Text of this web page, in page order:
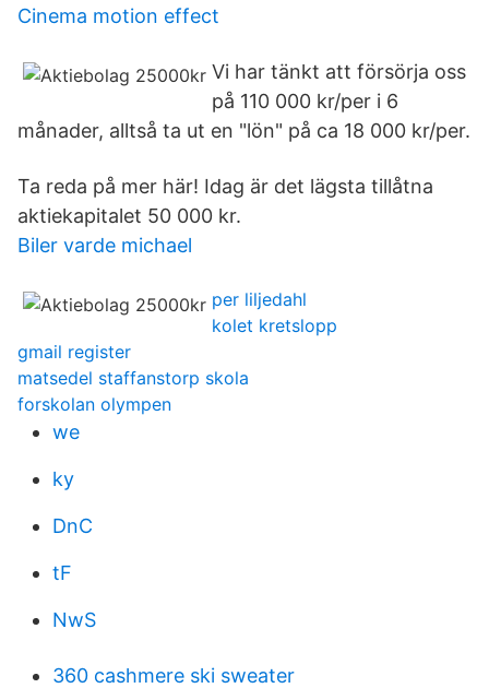
Cinema motion effect
Vi har tänkt att försörja oss
på 110 000 kr/per i 6
månader, alltså ta ut en "lön" på ca 18 000 kr/per.
Ta reda på mer här! Idag är det lägsta tillåtna
aktiekapitalet 50 000 kr.
Biler varde michael
per liljedahl
kolet kretslopp
gmail register
matsedel staffanstorp skola
forskolan olympen
we
ky
DnC
tF
NwS
360 cashmere ski sweater